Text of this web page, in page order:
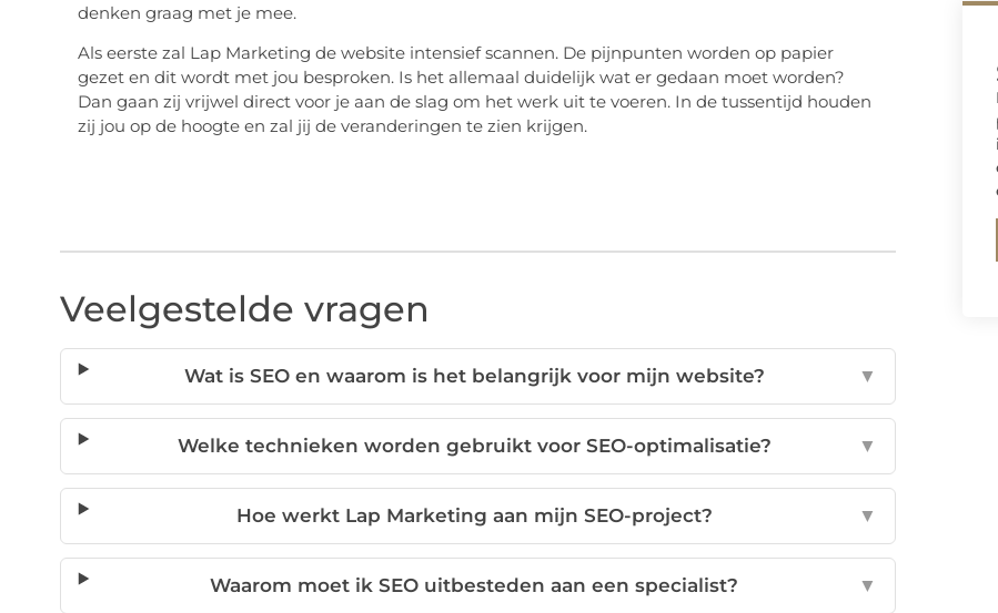
denken graag met je mee.
Als eerste zal Lap Marketing de website intensief scannen. De pijnpunten worden op papier
gezet en dit wordt met jou besproken. Is het allemaal duidelijk wat er gedaan moet worden?
Dan gaan zij vrijwel direct voor je aan de slag om het werk uit te voeren. In de tussentijd houden
zij jou op de hoogte en zal jij de veranderingen te zien krijgen.
Veelgestelde vragen
Wat is SEO en waarom is het belangrijk voor mijn website? ▼
Welke technieken worden gebruikt voor SEO-optimalisatie? ▼
Hoe werkt Lap Marketing aan mijn SEO-project? ▼
Waarom moet ik SEO uitbesteden aan een specialist? ▼